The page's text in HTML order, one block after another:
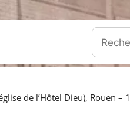
Quand
de l’Hôtel Dieu), Rouen –